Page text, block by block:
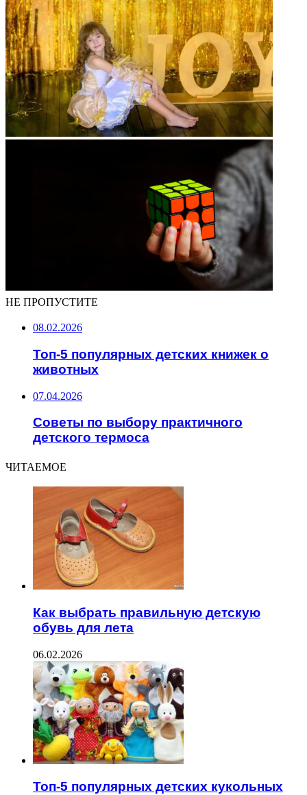
НЕ ПРОПУСТИТЕ
08.02.2026
Топ-5 популярных детских книжек о
животных
07.04.2026
Советы по выбору практичного
детского термоса
ЧИТАЕМОЕ
Как выбрать правильную детскую
обувь для лета
06.02.2026
Топ-5 популярных детских кукольных